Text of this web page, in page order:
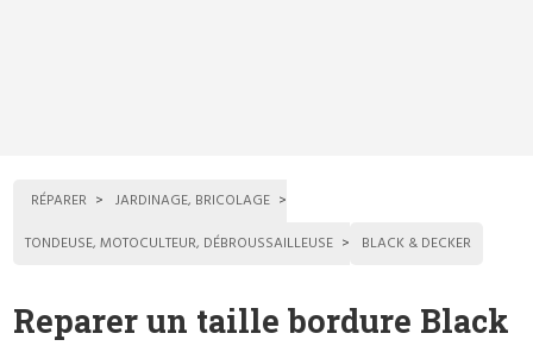
RÉPARER
JARDINAGE, BRICOLAGE
TONDEUSE, MOTOCULTEUR, DÉBROUSSAILLEUSE
BLACK & DECKER
Reparer un taille bordure Black